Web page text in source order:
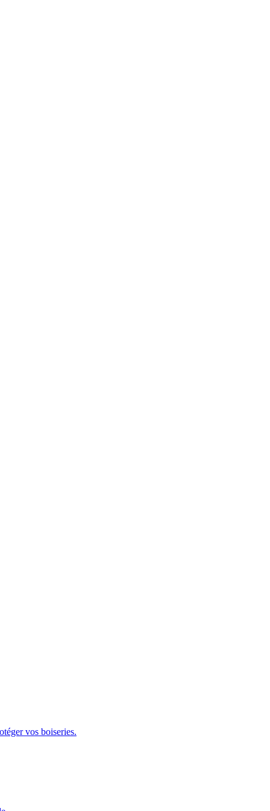
vos boiseries.